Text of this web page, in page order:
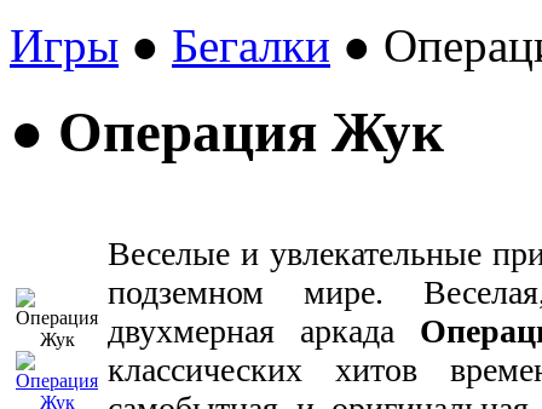
Игры ● Бегалки ●
● Операция Жук
Веселые и увлекательные
подземном мире.
двухмерная аркада
классических хитов